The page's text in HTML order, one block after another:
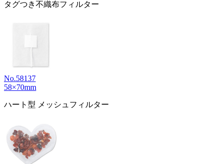
タグつき不織布フィルター
No.58137
58×70mm
ハート型 メッシュフィルター